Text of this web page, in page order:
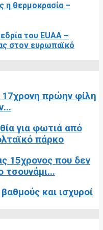
η θερμοκρασία –
του EUAA –
στον ευρωπαϊκό
πρώην φίλη
για φωτιά από
πάρκο
15χρονος που δεν
τσουνάμι...
και ισχυροί